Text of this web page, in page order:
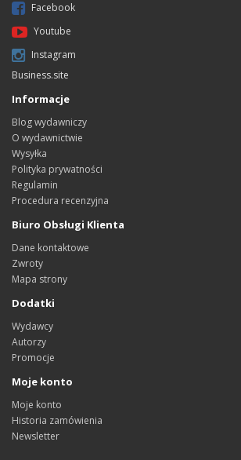
Facebook
Youtube
Instagram
Business.site
Informacje
Blog wydawniczy
O wydawnictwie
Wysyłka
Polityka prywatności
Regulamin
Procedura recenzyjna
Biuro Obsługi Klienta
Dane kontaktowe
Zwroty
Mapa strony
Dodatki
Wydawcy
Autorzy
Promocje
Moje konto
Moje konto
Historia zamówienia
Newsletter